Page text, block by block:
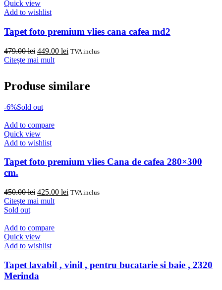
Quick view
Add to wishlist
Tapet foto premium vlies cana cafea md2
479.00lei Prețul
inițial
479.00 lei.
449.00 lei Prețul
TVA inclus
Citește mai mult
Produse similare
-6%Sold out
Add to compare
Quick view
Add to wishlist
Tapet foto premium vlies Cana de cafea 280×300
cm.
450.00lei Prețul
inițial
450.00 lei.
425.00 lei Prețul
TVA inclus
Citește mai mult
Sold out
Add to compare
Quick view
Add to wishlist
Tapet lavabil , vinil , pentru bucatarie si baie , 2320
Merinda